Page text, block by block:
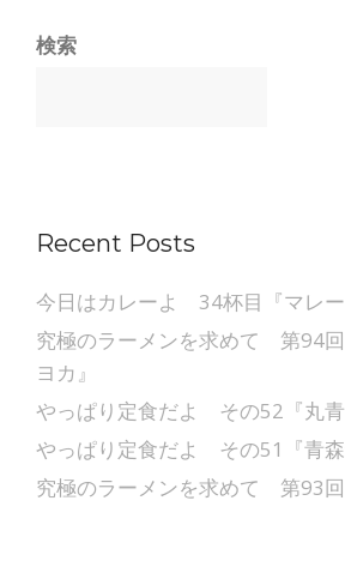
検索
Recent Posts
今日はカレーよ 34杯目『マレー
究極のラーメンを求めて 第94
ヨカ』
やっぱり定食だよ その52『丸青
やっぱり定食だよ その51『青森
究極のラーメンを求めて 第93回